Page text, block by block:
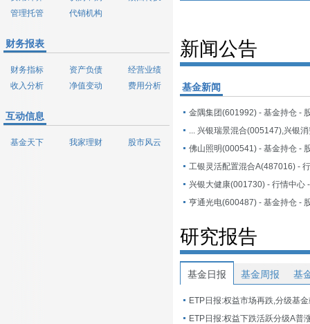
管理托管
代销机构
财务报表
财务指标 资产负债
经营业绩
收入分析
净值变动 费用分析
互动信息
基金天下 我家理财 股市风云
新闻公告
基金新闻
工银灵活配置混合A(487016) -
兴银大健康(001730) - 行情中心
研究报告
基金日报 基金周报 基
ETP日报:权益市场再跌,分级基